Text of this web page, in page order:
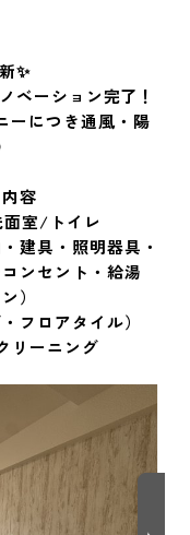
✨
ベーション完了！
ーにつき通風・陽
容
室/トイレ
建具・照明器具・
ンセント・給湯
）
フロアタイル）
リーニング